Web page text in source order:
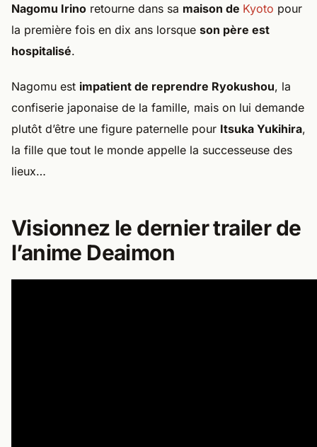
Nagomu Irino retourne dans sa maison de Kyoto pour
la première fois en dix ans lorsque son père est
hospitalisé.
Nagomu est impatient de reprendre Ryokushou, la
confiserie japonaise de la famille, mais on lui demande
plutôt d’être une figure paternelle pour Itsuka Yukihira,
la fille que tout le monde appelle la successeuse des
lieux…
Visionnez le dernier trailer de
l’anime Deaimon